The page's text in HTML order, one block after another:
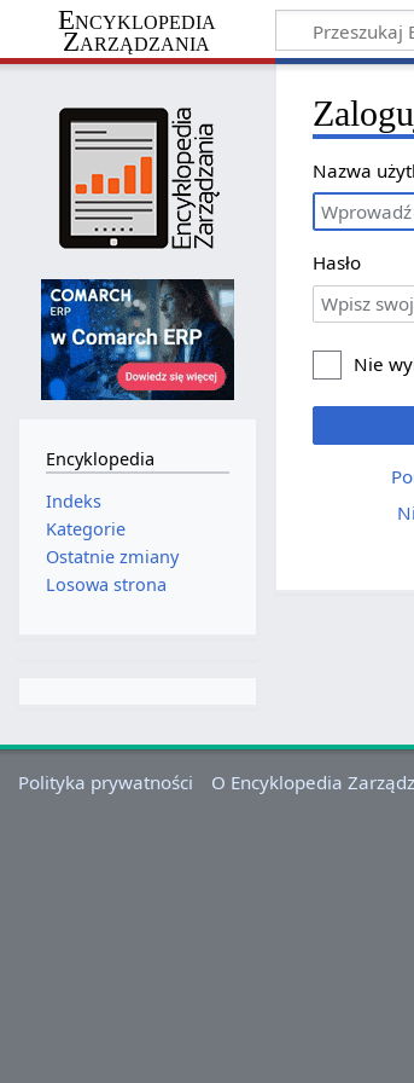
Encyklopedia
Zarządzania
Nazwa
Hasło
Nie
Encyklopedia
Indeks
Kategorie
Ostatnie zmiany
Losowa strona
Polityka prywatności O Encyklopedia